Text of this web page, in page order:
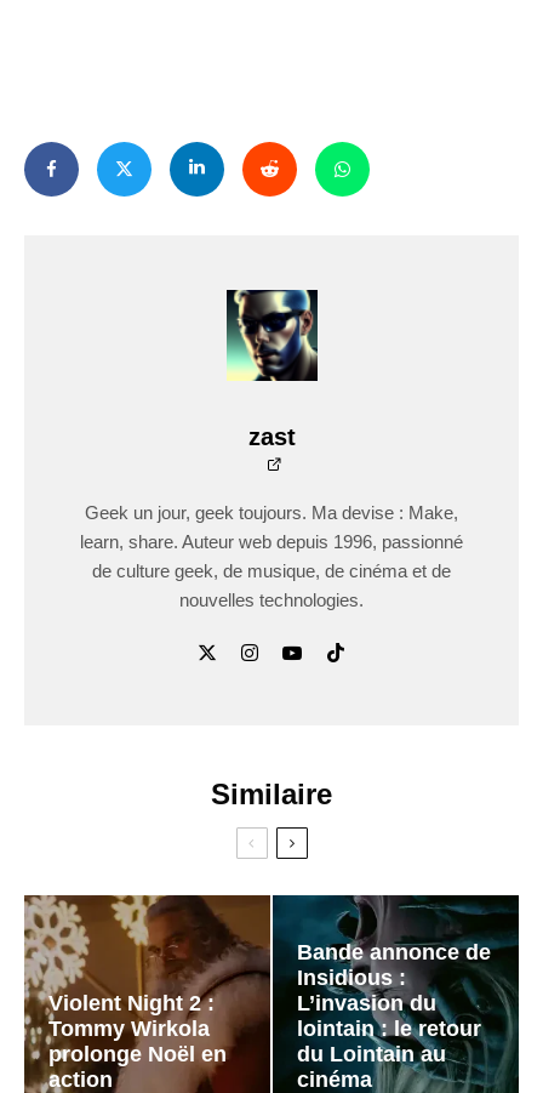
zast
Geek un jour, geek toujours. Ma devise : Make,
learn, share. Auteur web depuis 1996, passionné
de culture geek, de musique, de cinéma et de
nouvelles technologies.
Similaire
Violent Night 2 :
Tommy Wirkola
prolonge Noël en
action
Bande annonce de
Insidious :
L’invasion du
lointain : le retour
du Lointain au
cinéma